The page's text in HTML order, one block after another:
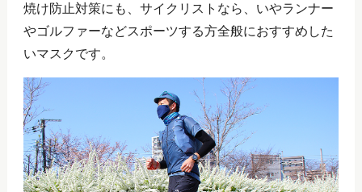
焼け防止対策にも、サイクリストなら、いやランナー
やゴルファーなどスポーツする方全般におすすめした
いマスクです。